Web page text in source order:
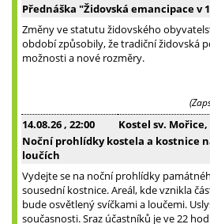
Přednáška "Židovská emancipace v
Změny ve statutu židovského
období způsobily, že tradiční židovská
možnosti a nové rozměry.
14.08.26 , 22:00
Kostel sv.
Noční prohlídky kostela a kostnice
loučích
Vydejte se na noční prohlídky
sousední kostnice. Areál, kde vznikla
bude osvětlený svíčkami a loučemi.
současnosti. Sraz účastníků je ve 22